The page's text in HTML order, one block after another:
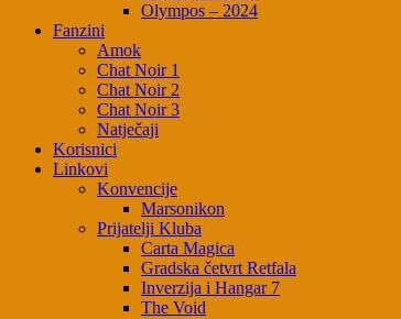
Olympos – 2024
Fanzini
Amok
Chat Noir 1
Chat Noir 2
Chat Noir 3
Natječaji
Korisnici
Linkovi
Konvencije
Marsonikon
Prijatelji Kluba
Carta Magica
Gradska četvrt Retfala
Inverzija i Hangar 7
The Void